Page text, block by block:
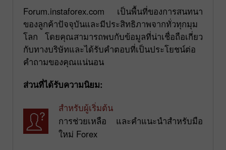
Forum.instaforex.com เป็นพื้นที่ของการสนทนา
ของลูกค้าปัจจุบันและมีประสิทธิภาพจากทั่วทุกมุม
โลก โดยคุณสามารถพบกับข้อมูลที่น่าเชื่อถือเกี่ยว
กับทางบริษัทและได้รับคำตอบที่เป็นประโยชน์ต่อ
คำถามของคุณแน่นอน
ส่วนที่ได้รับความนิยม:
สำหรับผู้เริ่มต้น
การช่วยเหลือ และคำแนะนำสำหรับมือ
ใหม่ Forex